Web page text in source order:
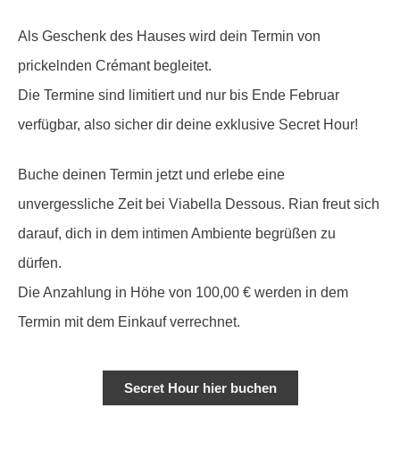
Als Geschenk des Hauses wird dein Termin von
prickelnden Crémant begleitet.
Die Termine sind limitiert und nur bis Ende Februar
verfügbar, also sicher dir deine exklusive Secret Hour!
Buche deinen Termin jetzt und erlebe eine
unvergessliche Zeit bei Viabella Dessous. Rian freut sich
darauf, dich in dem intimen Ambiente begrüßen zu
dürfen.
Die Anzahlung in Höhe von 100,00 € werden in dem
Termin mit dem Einkauf verrechnet.
Secret Hour hier buchen